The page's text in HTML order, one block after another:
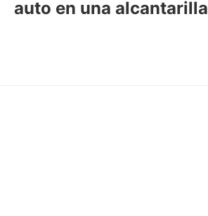
auto en una alcantarilla